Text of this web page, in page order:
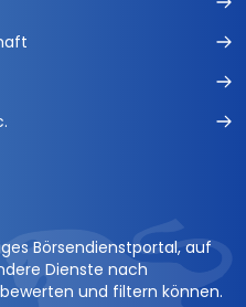
Börsendienstportal, auf
Dienste nach
und filtern können.